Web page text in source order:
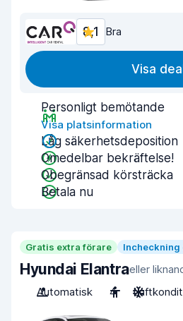
8,1 Bra
Visa deal
Personligt bemötande
Visa platsinformation
Låg säkerhetsdeposition
Omedelbar bekräftelse!
Obegränsad körsträcka
Betala nu
Gratis extra förare Incheckning
Hyundai Elantraeller
Automatisk
4